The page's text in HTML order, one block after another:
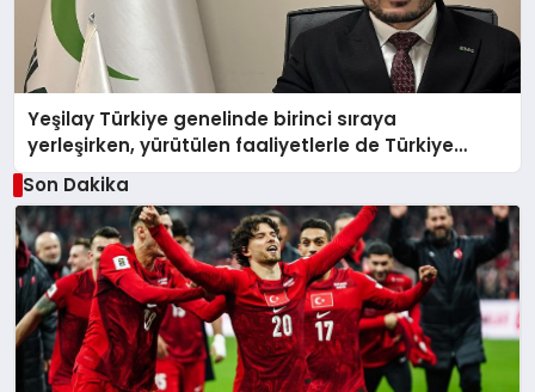
Yeşilay Türkiye genelinde birinci sıraya
yerleşirken, yürütülen faaliyetlerle de Türkiye
üçüncüsü oldu.
Son Dakika